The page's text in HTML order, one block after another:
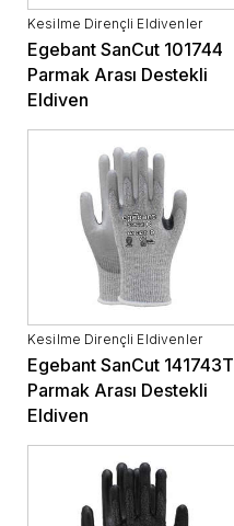
Kesilme Dirençli Eldivenler
Egebant SanCut 101744
Parmak Arası Destekli
Eldiven
Kesilme Dirençli Eldivenler
Egebant SanCut 141743T
Parmak Arası Destekli
Eldiven